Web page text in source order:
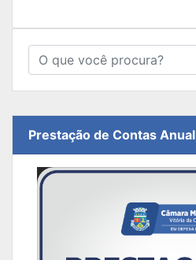
Prestação de Contas Anual